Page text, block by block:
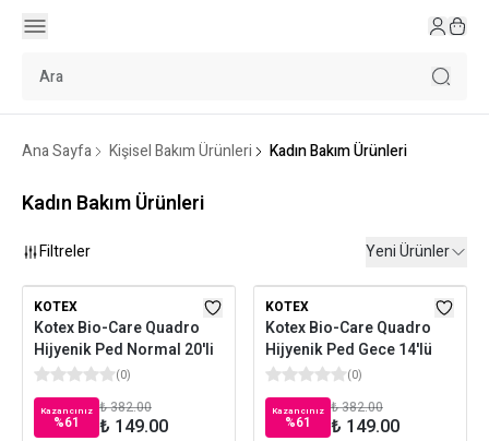
Ana Sayfa Kişisel Bakım Ürünleri Kadın Bakım Ürünleri
Kadın Bakım Ürünleri
Filtreler Yeni Ürünler
KOTEX
Kotex Bio-Care Quadro
Hijyenik Ped Normal 20'li
(0)
Kazancınız
%61
₺ 382.00
₺ 149.00
KOTEX
Kotex Bio-Care Quadro
Hijyenik Ped Gece 14'lü
(0)
Kazancınız
%61
₺ 382.00
₺ 149.00